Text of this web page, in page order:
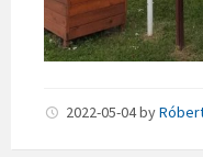
2022-05-04by